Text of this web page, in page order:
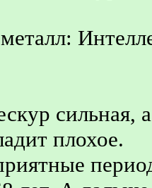
плохое.